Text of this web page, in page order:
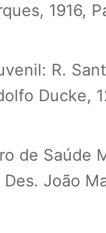
1916,
R.
Ducke,
de Saúde
João